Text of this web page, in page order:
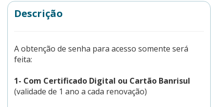
Descrição
A obtenção de senha para acesso somente será
feita:
1- Com Certificado Digital ou Cartão Banrisul
(validade de 1 ano a cada renovação)